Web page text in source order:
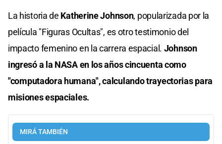
La historia de Katherine Johnson, popularizada por la
película "Figuras Ocultas", es otro testimonio del
impacto femenino en la carrera espacial. Johnson
ingresó a la NASA en los años cincuenta como
"computadora humana", calculando trayectorias para
misiones espaciales.
MIRÁ TAMBIÉN